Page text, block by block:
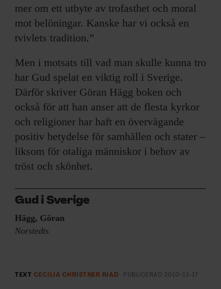
mer om ett utbyte av trofasthet och moral
mot belöningar. Kanske har vi också en
tvivlets tradition.”
Men i motsats till vad man skulle kunna tro
har Gud spelat en viktig roll i Sverige.
Därför skriver Göran Hägg boken och
också för att han anser att de flesta kyrkor
och religioner har haft en övervägande
positiv betydelse för samhällen och stater –
liksom för otaliga människor i behov av
tröst och skönhet.
Gud i Sverige
Hägg, Göran
Norstedts
TEXT CECILIA CHRISTNER RIAD PUBLICERAD 2010-11-17